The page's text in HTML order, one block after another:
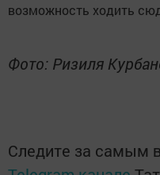
возможность ходить
Фото: Ризиля
Следите за самым